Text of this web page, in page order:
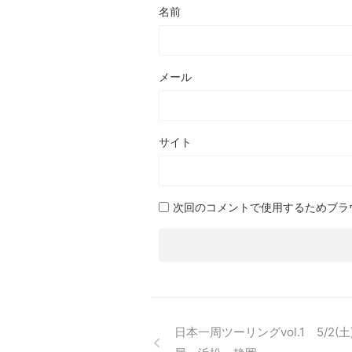
名前
メール
サイト
次回のコメントで使用するためブ
日本一周ツーリングvol.1 5/2(